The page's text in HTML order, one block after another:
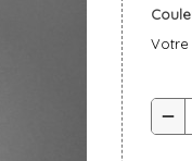
Votre
remove